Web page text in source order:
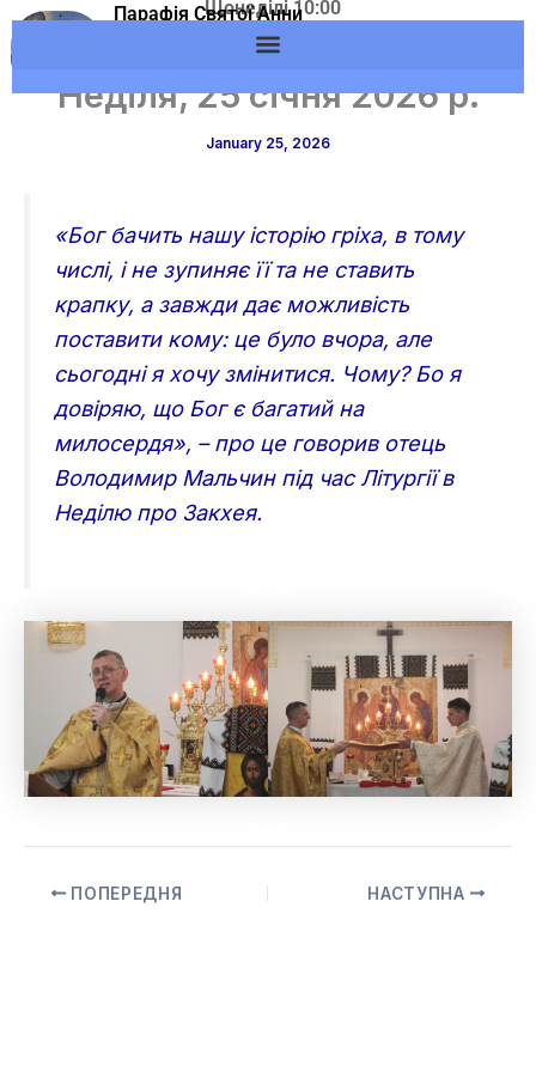
Skip
to
Парафія Святої Анни
м.Вишневе УГКЦ
Щонеділі 10:00
Адреса: м.Вишневе,
вул. Європейська, 53
Неділя, 25 січня 2026 р.
January 25, 2026
«Бог бачить нашу історію гріха, в тому
числі, і не зупиняє її та не ставить
крапку, а завжди дає можливість
поставити кому: це було вчора, але
сьогодні я хочу змінитися. Чому? Бо я
довіряю, що Бог є багатий на
милосердя», – про це говорив отець
Володимир Мальчин під час Літургії в
Неділю про Закхея.
ПОПЕРЕДНЯ НАСТУПНА